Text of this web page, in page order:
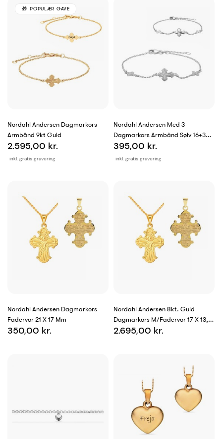
Nordahl Andersen Dagmarkors
Armbånd 9kt Guld
inkl. gratis gravering
2.595,00 kr.
POPULÆR GAVE
Nordahl Andersen Med 3
Dagmarkors Armbånd Sølv 16+3
Cm
inkl. gratis gravering
395,00 kr.
Nordahl Andersen Dagmarkors
Fadervor 21 X 17 Mm
350,00 kr.
Nordahl Andersen 8kt. Guld
Dagmarkors M/fadervor 17 X 13,5
Mm
2.695,00 kr.